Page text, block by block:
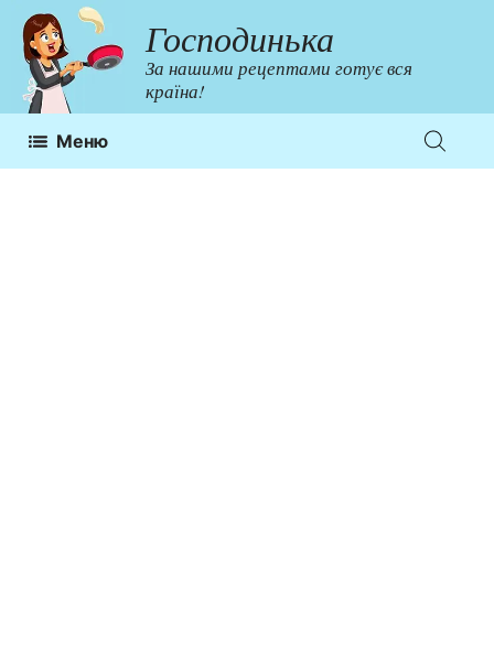
Перейти
до
контенту
Господинька
За нашими рецептами готує вся
країна!
Меню